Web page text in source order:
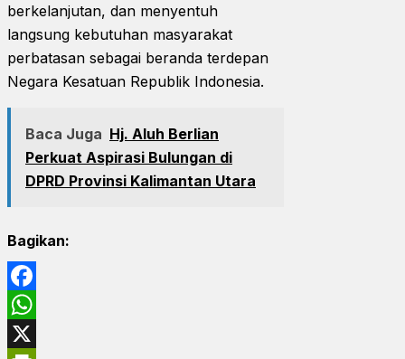
berkelanjutan, dan menyentuh
langsung kebutuhan masyarakat
perbatasan sebagai beranda terdepan
Negara Kesatuan Republik Indonesia.
Baca Juga Hj. Aluh Berlian
Perkuat Aspirasi Bulungan di
DPRD Provinsi Kalimantan Utara
Bagikan:
Facebook
WhatsApp